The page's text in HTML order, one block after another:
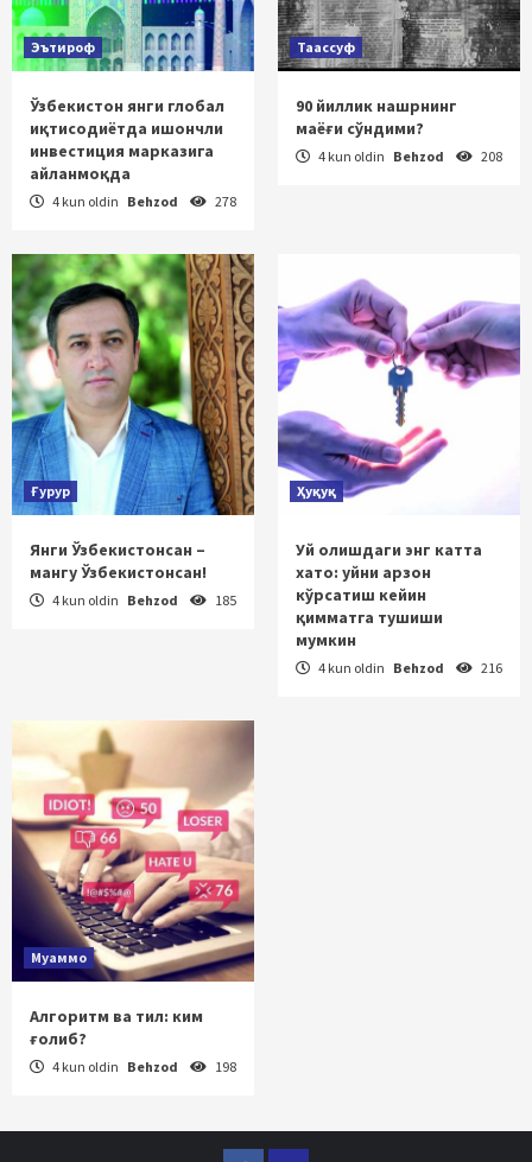
Эътироф
Ўзбекистон янги глобал
иқтисодиётда ишончли
инвестиция марказига
айланмоқда
4 kun oldin Behzod 278
Таассуф
90 йиллик нашрнинг
маёғи сўндими?
4 kun oldin Behzod 208
Ғурур
Янги Ўзбекистонсан –
мангу Ўзбекистонсан!
4 kun oldin Behzod 185
Ҳуқуқ
Уй олишдаги энг катта
хато: уйни арзон
кўрсатиш кейин
қимматга тушиши
мумкин
4 kun oldin Behzod 216
Муаммо
Алгоритм ва тил: ким
ғолиб?
4 kun oldin Behzod 198